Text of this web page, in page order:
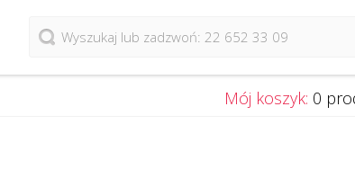
Mój koszyk: 0